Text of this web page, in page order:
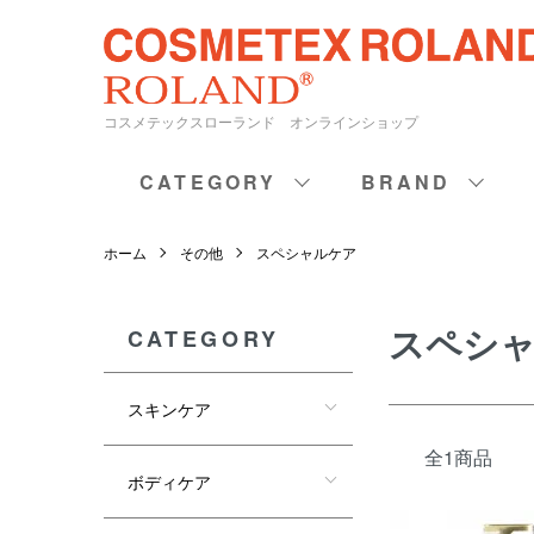
コスメテックスローランド オンラインショップ
CATEGORY BRAND
ホーム その他 スペシャルケア
スペシ
全1商品
CATEGORY
スキンケア
ボディケア